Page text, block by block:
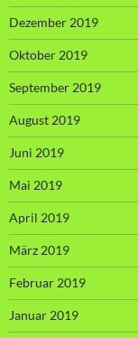
Dezember 2019
Oktober 2019
September 2019
August 2019
Juni 2019
Mai 2019
April 2019
März 2019
Februar 2019
Januar 2019